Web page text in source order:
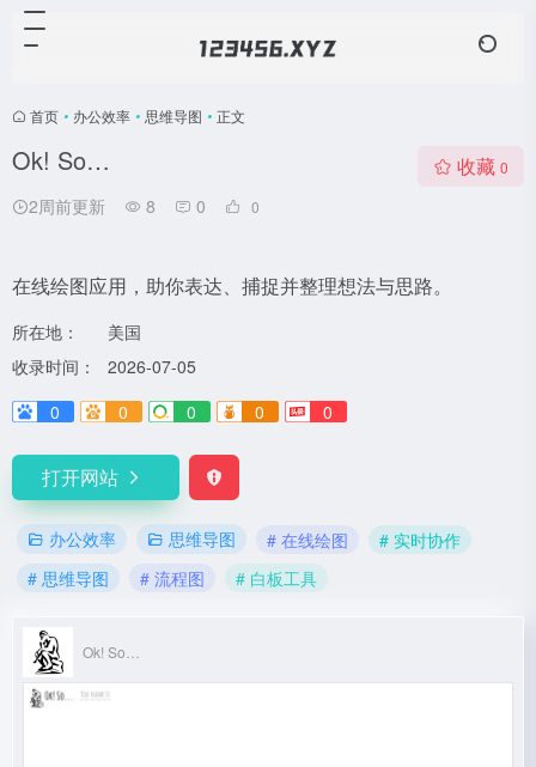
首页 • 办公效率 • 思维导图 • 正文
Ok! So…
2周前更新 8 0 0
收藏 0
在线绘图应用，助你表达、捕捉并整理想法与思路。
所在地：
美国
收录时间：
2026-07-05
0
0 0 0 0
打开网站
办公效率 思维导图 # 在线绘图
# 实时协作
# 思维导图
# 流程图 # 白板工具
Ok! So…